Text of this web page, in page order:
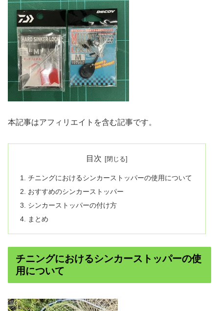
本記事はアフィリエイトを含む記事です。
目次
チニングにおけるシンカーストッパーの使用について
おすすめのシンカーストッパー
シンカーストッパーの付け方
まとめ
チニングにおけるシンカーストッパーの使
用について